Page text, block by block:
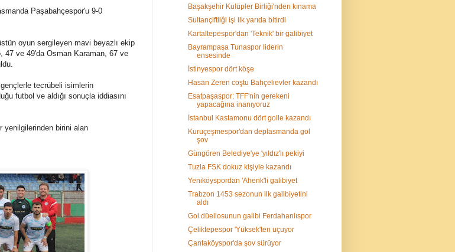
Paşabahçespor'u 9-0
oyun sergileyen mavi beyazlı ekip
47 ve 49'da Osman Karaman, 67 ve
tecrübeli isimlerin
futbol ve aldığı sonuçla iddiasını
yenilgilerinden birini alan
Başakşehir Kulüpler Birliği'nden kınama
Sultançiftliği işi ilk yarıda bitirdi
Kartaltepespor'dan 'Teknik' bir galibiyet
Bayrampaşa Tunaspor liderin
ensesinde
İstinyespor dört köşe
Hasan Zeren coştu Bahçelievler kazandı
Esatpaşaspor: TFF'nin gerekeni
yapacağına inanıyoruz
İstanbul Kastamonu dört golle kazandı
Kuruçeşmespor'dan deplasmanda gol
şov
Güngören Belediye'ye 'yıldız'lı pekiyi
Tuzla FSK dokuz kişiyle kazandı
Yeniköyspordan 'Ahenk'li galibiyet
Trabzon 1453 sezonun ilk galibiyetini
aldı
Gol düellosunun galibi Ferdahanlıspor
Çeliktepespor 'Yüksek'ten uçuyor
Çantaköyspor'da şov sürüyor